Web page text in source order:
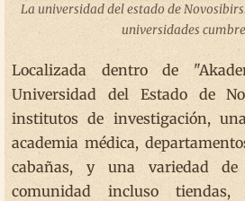
La universidad del estado de
universidades
Localizada dentro de
Universidad del Estado de
institutos de investigación,
academia médica,
cabañas, y una variedad
comunidad incluso tiendas,